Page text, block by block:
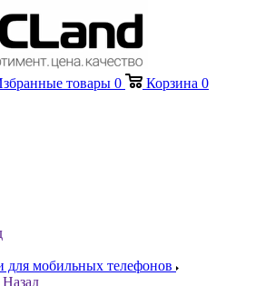
товары 0 Корзина 0
для мобильных телефонов
Назад